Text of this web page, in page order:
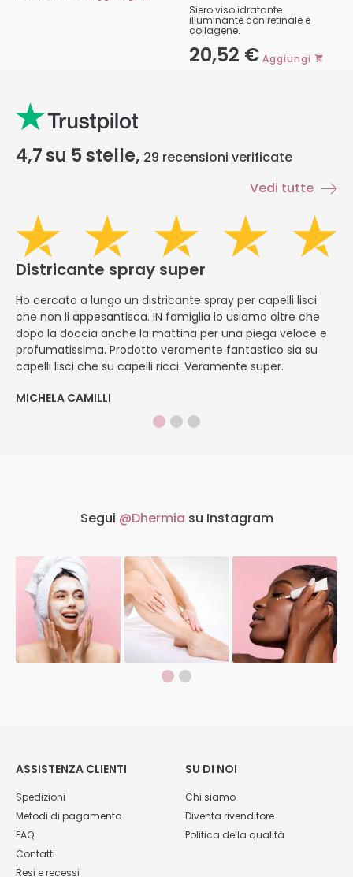
Siero viso idratante
illuminante con retinale e
collagene.
20,52 € Aggiungi
4,7su 5 stelle, 29 recensioni verificate
Vedi tutte
Districante spray super
Ho cercato a lungo un districante spray per capelli lisci
che non li appesantisca. IN famiglia lo usiamo oltre che
dopo la doccia anche la mattina per una piega veloce e
profumatissima. Prodotto veramente fantastico sia su
capelli lisci che su capelli ricci. Veramente super.
MICHELA CAMILLI
Segui @Dhermia su Instagram
ASSISTENZA CLIENTI
Spedizioni
Metodi di pagamento
FAQ
Contatti
Resi e recessi
SU DI NOI
Chi siamo
Diventa rivenditore
Politica della qualità